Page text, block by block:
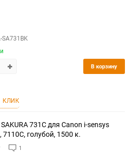
SA731BK
В корзину
КЛИК
731C для Canon i-sensys
7110C, голубой, 1500 к.
1